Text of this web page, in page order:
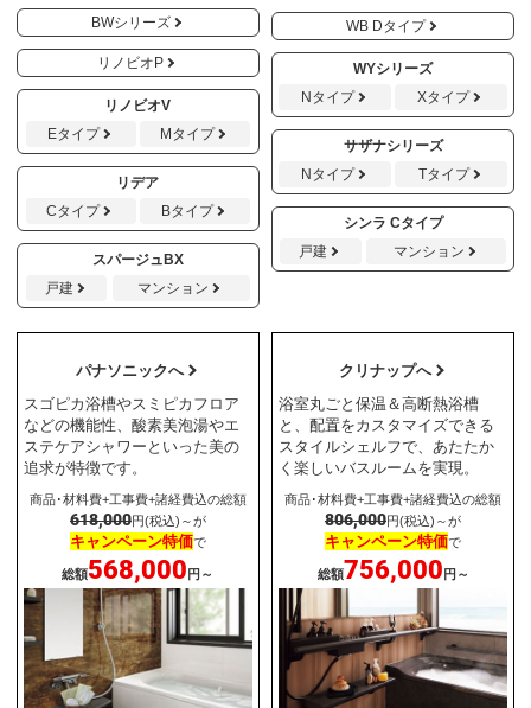
BWシリーズ
リノビオP
リノビオV
Eタイプ
Mタイプ
リデア
Cタイプ
Bタイプ
スパージュBX
戸建
マンション
WB Dタイプ
WYシリーズ
Nタイプ
Xタイプ
サザナシリーズ
Nタイプ
Tタイプ
シンラ Cタイプ
戸建
マンション
パナソニックへ
スゴピカ浴槽やスミピカフロア
などの機能性、酸素美泡湯やエ
ステケアシャワーといった美の
追求が特徴です。
商品･材料費+工事費+諸経費込の総額
618,000円(税込)～が
キャンペーン特価で
総額568,000 円～
クリナップへ
浴室丸ごと保温＆高断熱浴槽
と、配置をカスタマイズできる
スタイルシェルフで、あたたか
く楽しいバスルームを実現。
商品･材料費+工事費+諸経費込の総額
806,000円(税込)～が
キャンペーン特価で
総額756,000 円～